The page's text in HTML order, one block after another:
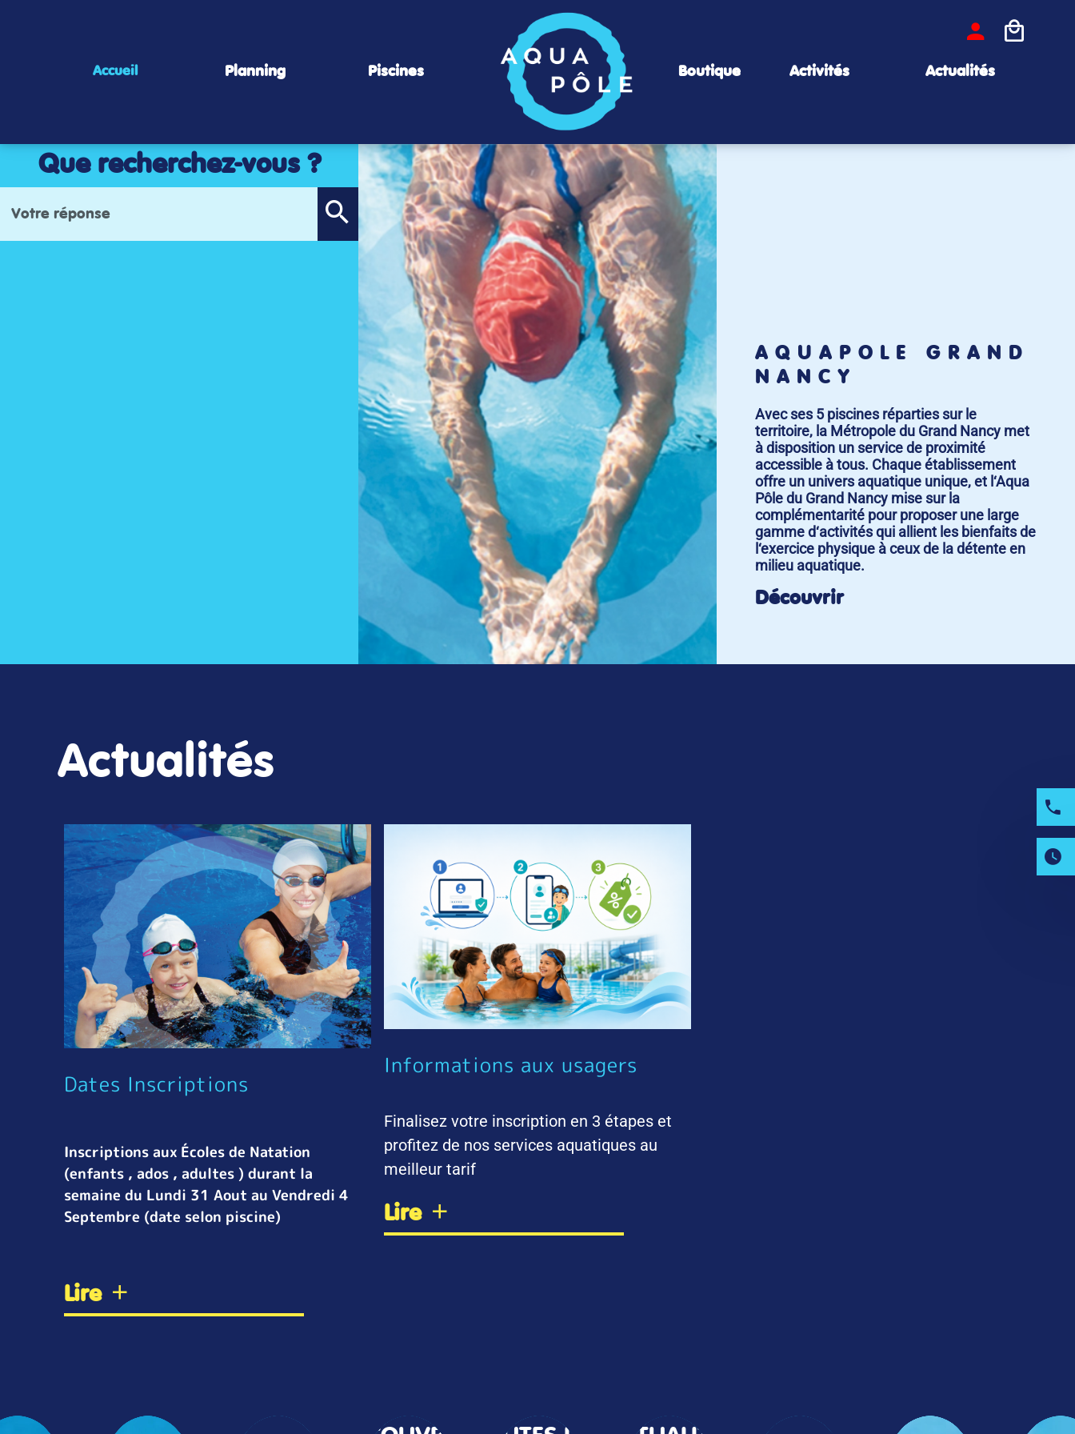
Accueil Planning Piscines Boutique Activités Actualités
Que recherchez-vous ?
AQUAPÔLE GRAND
NANCY
Avec ses 5 piscines réparties sur le
territoire, la Métropole du Grand Nancy met
à disposition un service de proximité
accessible à tous. Chaque établissement
offre un univers aquatique unique, et l‘Aqua
Pôle du Grand Nancy mise sur la
complémentarité pour proposer une large
gamme d‘activités qui allient les bienfaits de
l‘exercice physique à ceux de la détente en
milieu aquatique.
Découvrir
Actualités
Dates Inscriptions
Inscriptions aux Écoles de Natation
(enfants , ados , adultes ) durant la
semaine du Lundi 31 Aout au Vendredi 4
Septembre (date selon piscine)
Lire
Informations aux usagers
Finalisez votre inscription en 3 étapes et
profitez de nos services aquatiques au
meilleur tarif
Lire